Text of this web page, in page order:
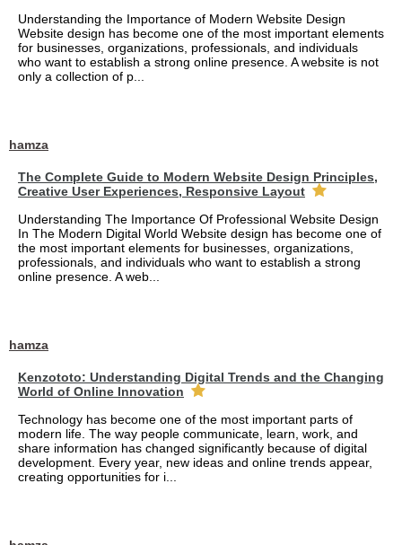
Understanding the Importance of Modern Website Design
Website design has become one of the most important elements
for businesses, organizations, professionals, and individuals
who want to establish a strong online presence. A website is not
only a collection of p...
hamza
The Complete Guide to Modern Website Design Principles,
Creative User Experiences, Responsive Layout
Understanding The Importance Of Professional Website Design
In The Modern Digital World Website design has become one of
the most important elements for businesses, organizations,
professionals, and individuals who want to establish a strong
online presence. A web...
hamza
Kenzototo: Understanding Digital Trends and the Changing
World of Online Innovation
Technology has become one of the most important parts of
modern life. The way people communicate, learn, work, and
share information has changed significantly because of digital
development. Every year, new ideas and online trends appear,
creating opportunities for i...